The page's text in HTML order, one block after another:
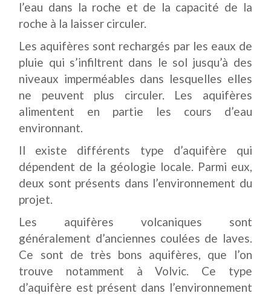
l’eau dans la roche et de la capacité de la
roche à la laisser circuler.
Les aquifères sont rechargés par les eaux de
pluie qui s’infiltrent dans le sol jusqu’à des
niveaux imperméables dans lesquelles elles
ne peuvent plus circuler. Les aquifères
alimentent en partie les cours d’eau
environnant.
Il existe différents type d’aquifère qui
dépendent de la géologie locale. Parmi eux,
deux sont présents dans l’environnement du
projet.
Les aquifères volcaniques sont
généralement d’anciennes coulées de laves.
Ce sont de très bons aquifères, que l’on
trouve notamment à Volvic. Ce type
d’aquifère est présent dans l’environnement